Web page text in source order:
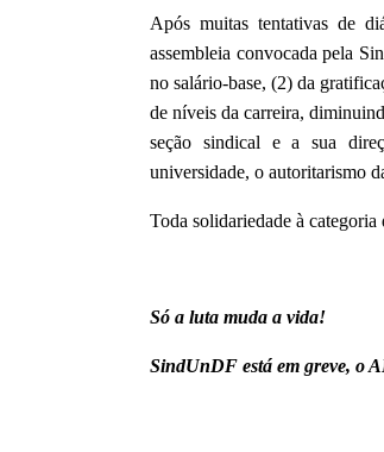
Após muitas tentativas de
assembleia convocada pela
no salário-base, (2) da
de níveis da carreira,
seção sindical e a sua
universidade, o autoritarismo
Toda solidariedade à
Só a luta muda a vida!
SindUnDF está em greve, o